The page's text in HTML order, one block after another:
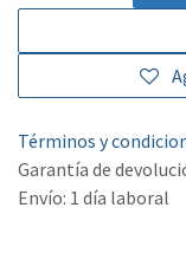
Términos y
Garantía de
Envío: 1 día laboral